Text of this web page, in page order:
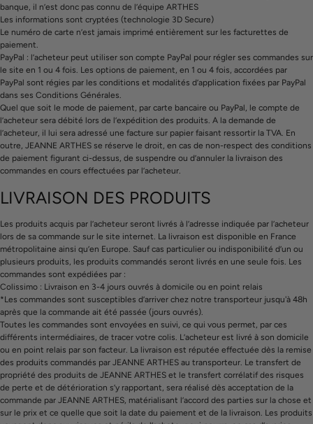
banque, il n’est donc pas connu de l’équipe ARTHES
Les informations sont cryptées (technologie 3D Secure)
Le numéro de carte n’est jamais imprimé entièrement sur les facturettes de
paiement.
PayPal : l’acheteur peut utiliser son compte PayPal pour régler ses commandes sur
le site en 1 ou 4 fois. Les options de paiement, en 1 ou 4 fois, accordées par
PayPal sont régies par les conditions et modalités d’application fixées par PayPal
dans ses Conditions Générales.
Quel que soit le mode de paiement, par carte bancaire ou PayPal, le compte de
l’acheteur sera débité lors de l’expédition des produits. A la demande de
l’acheteur, il lui sera adressé une facture sur papier faisant ressortir la TVA. En
outre, JEANNE ARTHES se réserve le droit, en cas de non-respect des conditions
de paiement figurant ci-dessus, de suspendre ou d’annuler la livraison des
commandes en cours effectuées par l’acheteur.
LIVRAISON DES PRODUITS
Les produits acquis par l’acheteur seront livrés à l’adresse indiquée par l’acheteur
lors de sa commande sur le site internet. La livraison est disponible en France
métropolitaine ainsi qu’en Europe. Sauf cas particulier ou indisponibilité d’un ou
plusieurs produits, les produits commandés seront livrés en une seule fois. Les
commandes sont expédiées par :
Colissimo : Livraison en 3-4 jours ouvrés à domicile ou en point relais
*Les commandes sont susceptibles d’arriver chez notre transporteur jusqu'à 48h
après que la commande ait été passée (jours ouvrés).
Toutes les commandes sont envoyées en suivi, ce qui vous permet, par ces
différents intermédiaires, de tracer votre colis. L’acheteur est livré à son domicile
ou en point relais par son facteur. La livraison est réputée effectuée dès la remise
des produits commandés par JEANNE ARTHES au transporteur. Le transfert de
propriété des produits de JEANNE ARTHES et le transfert corrélatif des risques
de perte et de détérioration s’y rapportant, sera réalisé dès acceptation de la
commande par JEANNE ARTHES, matérialisant l’accord des parties sur la chose et
sur le prix et ce quelle que soit la date du paiement et de la livraison. Les produits